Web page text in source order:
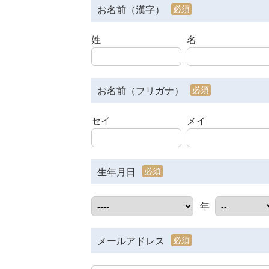
お名前（漢字） 必須
姓 名
お名前（フリガナ） 必須
セイ メイ
生年月日 必須
年
メールアドレス 必須